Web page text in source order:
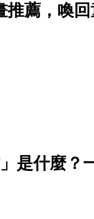
推薦，喚
是什麼？